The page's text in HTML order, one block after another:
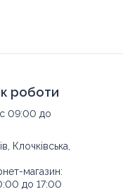
роботи
09:00 до
Клочківська,
магазин:
до 17:00